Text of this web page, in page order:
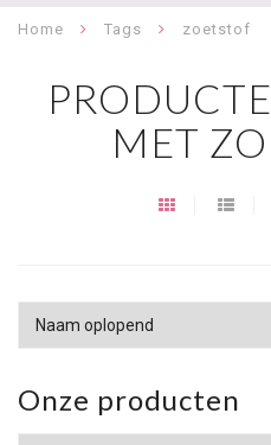
Home Tags zoetstof
MET
Onze producten